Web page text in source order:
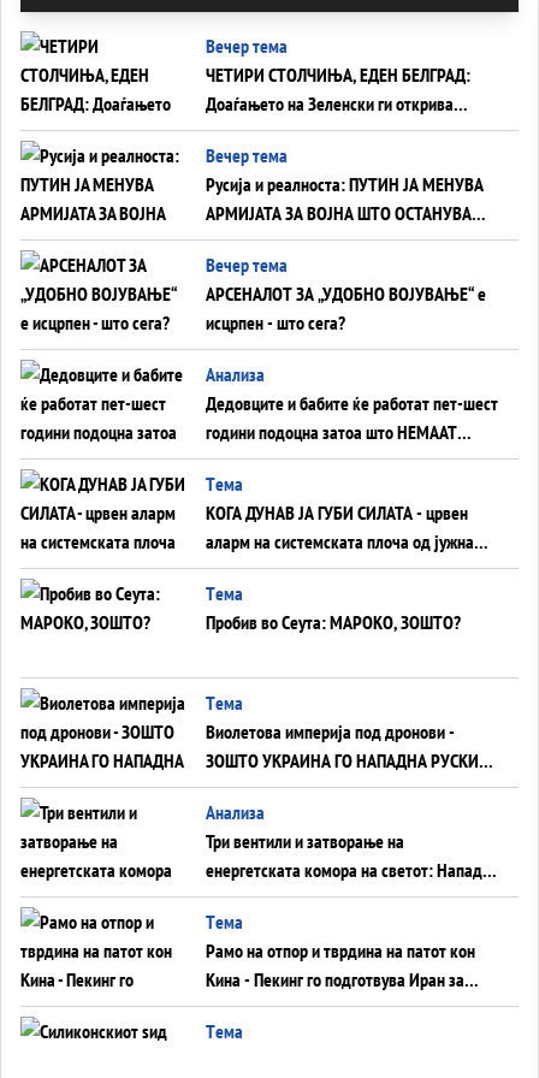
Вечер тема
ЧЕТИРИ СТОЛЧИЊА, ЕДЕН БЕЛГРАД:
Доаѓањето на Зеленски ги открива
тајните на политиката на балансирање
на Вучиќ
Вечер тема
Русија и реалноста: ПУТИН ЈА МЕНУВА
АРМИЈАТА ЗА ВОЈНА ШТО ОСТАНУВА
БЕЗ ФРОНТ
Вечер тема
АРСЕНАЛОТ ЗА „УДОБНО ВОЈУВАЊЕ“ е
исцрпен - што сега?
Анализа
Дедовците и бабите ќе работат пет-шест
години подоцна затоа што НЕМААТ
ВНУЦИ ДА ГИ ЗАМЕНАТ
Tема
КОГА ДУНАВ ЈА ГУБИ СИЛАТА - црвен
аларм на системската плоча од јужна
Германија до Црното Море...
Tема
Пробив во Сеута: МАРОКО, ЗОШТО?
Tема
Виолетова империја под дронови -
ЗОШТО УКРАИНА ГО НАПАДНА РУСКИОТ
WILDBERRIES
Aнализа
Три вентили и затворање на
енергетската комора на светот: Нападот
во Суец најавува глобален енергетски
инфаркт?
Tема
Рамо на отпор и тврдина на патот кон
Кина - Пекинг го подготвува Иран за
американска копнена инвазија
Tема